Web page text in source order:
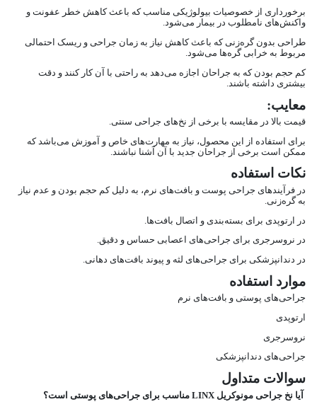
برخورداری از خصوصیات بیولوژیکی مناسب که باعث کاهش خطر عفونت و
واکنش‌های نامطلوب در بیمار می‌شود.
طراحی بدون گره‌زنی که باعث کاهش نیاز به زمان جراحی و ریسک احتمالی
مربوط به خرابی گره‌ها می‌شود.
کم حجم بودن که به جراحان اجازه می‌دهد به راحتی با آن کار کنند و دقت
بیشتری داشته باشند.
معایب:
قیمت بالا در مقایسه با برخی از نخ‌های جراحی سنتی.
برای استفاده از این محصول، نیاز به مهارت‌های خاص و آموزش می‌باشد که
ممکن است برخی از جراحان جدید با آن آشنا نباشند.
نکات استفاده
در فرآیندهای جراحی پوست و بافت‌های نرم، به دلیل کم حجم بودن و عدم نیاز
به گره‌زنی.
در ارتوپدی برای بسته‌بندی و اتصال بافت‌ها.
در نروسرجری برای جراحی‌های اعصابی حساس و دقیق.
در دندانپزشکی برای جراحی‌های لثه و پیوند بافت‌های دهانی.
موارد استفاده
جراحی‌های پوستی و بافت‌های نرم
ارتوپدی
نروسرجری
جراحی‌های دندانپزشکی
سوالات متداول
آیا نخ جراحی مونوکریل LINX مناسب برای جراحی‌های پوستی است؟